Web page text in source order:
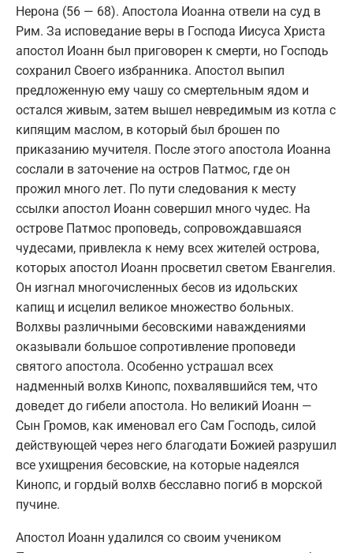
Нерона (56 — 68). Апостола Иоанна отвели на суд в
Рим. За исповедание веры в Господа Иисуса Христа
апостол Иоанн был приговорен к смерти, но Господь
сохранил Своего избранника. Апостол выпил
предложенную ему чашу со смертельным ядом и
остался живым, затем вышел невредимым из котла с
кипящим маслом, в который был брошен по
приказанию мучителя. После этого апостола Иоанна
сослали в заточение на остров Патмос, где он
прожил много лет. По пути следования к месту
ссылки апостол Иоанн совершил много чудес. На
острове Патмос проповедь, сопровождавшаяся
чудесами, привлекла к нему всех жителей острова,
которых апостол Иоанн просветил светом Евангелия.
Он изгнал многочисленных бесов из идольских
капищ и исцелил великое множество больных.
Волхвы различными бесовскими наваждениями
оказывали большое сопротивление проповеди
святого апостола. Особенно устрашал всех
надменный волхв Кинопс, похвалявшийся тем, что
доведет до гибели апостола. Но великий Иоанн —
Сын Громов, как именовал его Сам Господь, силой
действующей через него благодати Божией разрушил
все ухищрения бесовские, на которые надеялся
Кинопс, и гордый волхв бесславно погиб в морской
пучине.
Апостол Иоанн удалился со своим учеником